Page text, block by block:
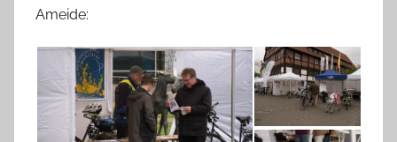
Ameide: